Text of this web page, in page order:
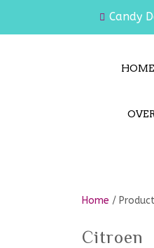
Candy
HOME
Home /
Citroen